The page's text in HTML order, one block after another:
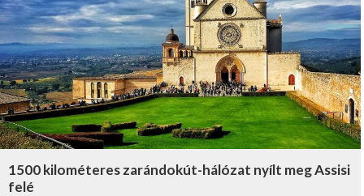
1500 kilométeres zarándokút-hálózat nyílt meg Assisi
felé